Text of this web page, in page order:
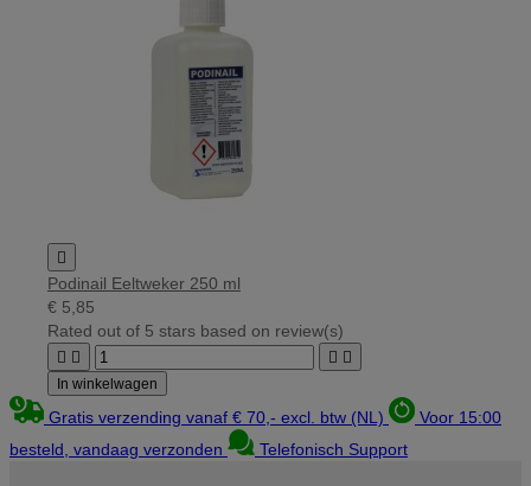

Podinail Eeltweker 250 ml
€ 5,85
Rated out of 5 stars based on review(s)
   
In winkelwagen
Gratis verzending vanaf € 70,- excl. btw (NL)
Voor 15:00
besteld, vandaag verzonden
Telefonisch Support